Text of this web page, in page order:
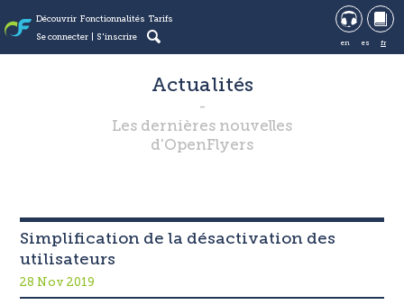
Découvrir Fonctionnalités Tarifs
Se connecter
S'inscrire
en es fr
Actualités
Les dernières nouvelles
d'OpenFlyers
Simplification de la désactivation des
utilisateurs
28 Nov 2019